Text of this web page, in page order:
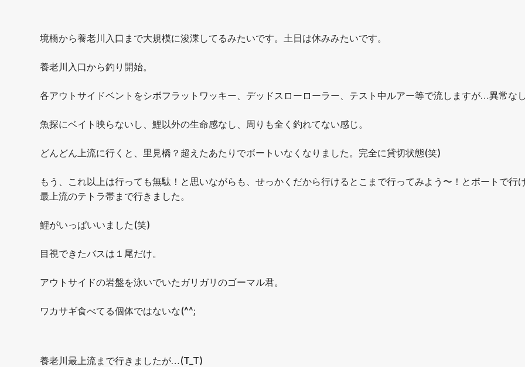
境橋から養老川入口まで大規模に浚渫してるみたいです。土日は休みみたいです。
養老川入口から釣り開始。
各アウトサイドベントをシボフラットワッキー、デッドスローローラー、テスト中ルアー等で流しますが…異常な
魚探にベイト映らないし、鯉以外の生命感なし、周りも全く釣れてない感じ。
どんどん上流に行くと、里見橋？超えたあたりでボートいなくなりました。完全に貸切状態(笑)
もう、これ以上は行っても無駄！と思いながらも、せっかくだから行けるとこまで行ってみよう〜！とボートで行
最上流のテトラ帯まで行きました。
鯉がいっぱいいました(笑)
目視できたバスは１尾だけ。
アウトサイドの岩盤を泳いでいたガリガリのゴーマル君。
ワカサギ食べてる個体ではないな(^^;
養老川最上流まで行きましたが…(T_T)